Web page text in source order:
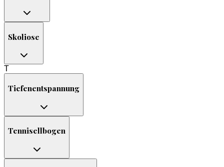
Skoliose
T
Tiefenentspannung
Tennisellbogen